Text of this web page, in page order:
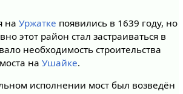
на Уржатке появились в 1639 году, но
этот район стал застраиваться в
необходимость строительства
на Ушайке.
исполнении мост был возведён